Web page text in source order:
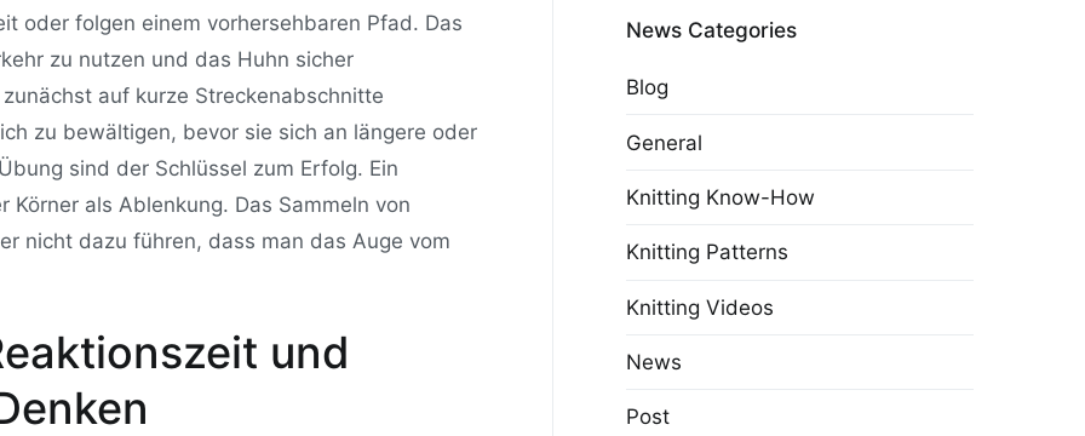
oder folgen einem vorhersehbaren Pfad. Das
zu nutzen und das Huhn sicher
auf kurze Streckenabschnitte
zu bewältigen, bevor sie sich an längere oder
sind der Schlüssel zum Erfolg. Ein
als Ablenkung. Das Sammeln von
nicht dazu führen, dass man das Auge vom
und
News Categories
Blog
General
Knitting Know-How
Knitting Patterns
Knitting Videos
News
Post